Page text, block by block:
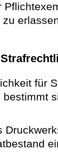
für
bestimmt